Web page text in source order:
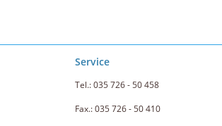
Service
Tel.: 035 726 - 50 458
Fax.: 035 726 - 50 410